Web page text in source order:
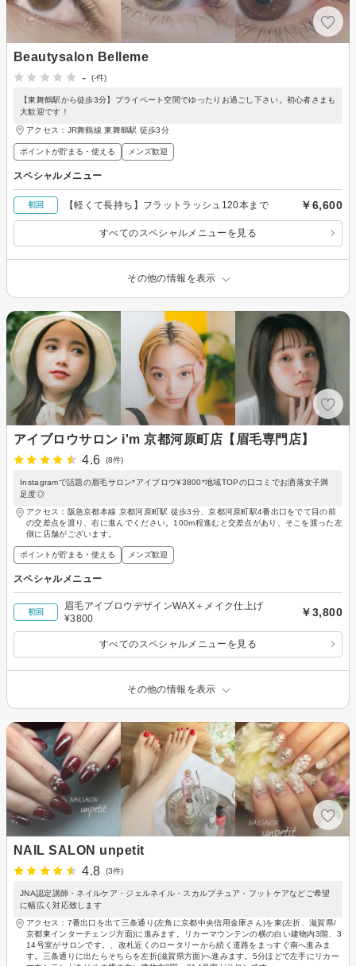
Beautysalon Belleme
-
(-件)
【東舞鶴駅から徒歩3分】プライベート空間でゆったりお過ごし下さい。初心者さまも
大歓迎です！
アクセス：JR舞鶴線 東舞鶴駅 徒歩3分
ポイントが貯まる・使える メンズ歓迎
スペシャルメニュー
初回 【軽くて長持ち】フラットラッシュ120本まで ￥6,600
すべてのスペシャルメニューを見る
その他の情報を表示
アイブロウサロン i'm 京都河原町店【眉毛専門店】
4.6
(8件)
Instagramで話題の眉毛サロン*アイブロウ¥3800*地域TOPの口コミでお洒落女子満
足度◎
アクセス：阪急京都本線 京都河原町駅 徒歩3分、京都河原町駅4番出口をでて目の前
の交差点を渡り、右に進んでください。100m程進むと交差点があり、そこを渡った左
側に店舗がございます。
ポイントが貯まる・使える メンズ歓迎
スペシャルメニュー
初回
眉毛アイブロウデザインWAX＋メイク仕上げ
¥3800
￥3,800
すべてのスペシャルメニューを見る
その他の情報を表示
NAIL SALON unpetit
4.8
(3件)
JNA認定講師・ネイルケア・ジェルネイル・スカルプチュア・フットケアなどご希望
に幅広く対応致します
アクセス：7番出口を出て三条通り(左角に京都中央信用金庫さん)を東(左折、滋賀県/
京都東インターチェンジ方面)に進みます。リカーマウンテンの横の白い建物内3階、3
14号室がサロンです。、改札近くのロータリーから続く道路をまっすぐ南へ進みま
す。三条通りに出たらそちらを左折(滋賀県方面)へ進みます。5分ほどで左手にリカー